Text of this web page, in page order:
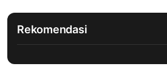
Rekomendasi